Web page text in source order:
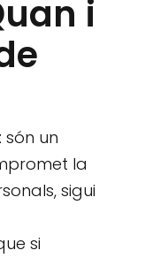
i
són un
la
sigui
si